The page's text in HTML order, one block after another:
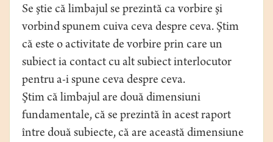
Se ştie că limbajul se prezintă ca vorbire şi
vorbind spunem cuiva ceva despre ceva. Ştim
că este o activitate de vorbire prin care un
subiect ia contact cu alt subiect interlocutor
pentru a-i spune ceva despre ceva.
Ştim că limbajul are două dimensiuni
fundamentale, că se prezintă în acest raport
între două subiecte, că are această dimensiune